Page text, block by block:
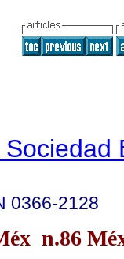
0366-2128
n.86